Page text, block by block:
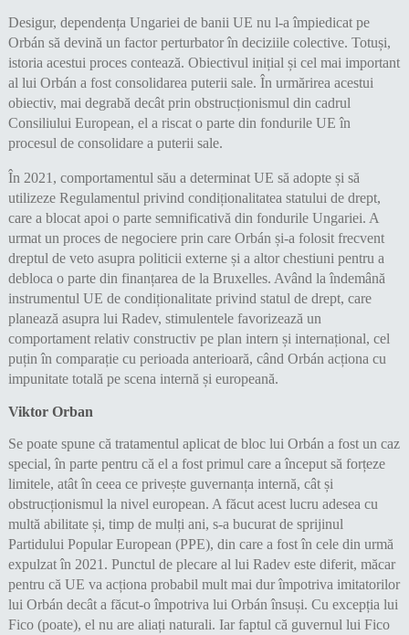
Desigur, dependența Ungariei de banii UE nu l-a împiedicat pe
Orbán să devină un factor perturbator în deciziile colective. Totuși,
istoria acestui proces contează. Obiectivul inițial și cel mai important
al lui Orbán a fost consolidarea puterii sale. În urmărirea acestui
obiectiv, mai degrabă decât prin obstrucționismul din cadrul
Consiliului European, el a riscat o parte din fondurile UE în
procesul de consolidare a puterii sale.
În 2021, comportamentul său a determinat UE să adopte și să
utilizeze Regulamentul privind condiționalitatea statului de drept,
care a blocat apoi o parte semnificativă din fondurile Ungariei. A
urmat un proces de negociere prin care Orbán și-a folosit frecvent
dreptul de veto asupra politicii externe și a altor chestiuni pentru a
debloca o parte din finanțarea de la Bruxelles. Având la îndemână
instrumentul UE de condiționalitate privind statul de drept, care
planează asupra lui Radev, stimulentele favorizează un
comportament relativ constructiv pe plan intern și internațional, cel
puțin în comparație cu perioada anterioară, când Orbán acționa cu
impunitate totală pe scena internă și europeană.
Viktor Orban
Se poate spune că tratamentul aplicat de bloc lui Orbán a fost un caz
special, în parte pentru că el a fost primul care a început să forțeze
limitele, atât în ceea ce privește guvernanța internă, cât și
obstrucționismul la nivel european. A făcut acest lucru adesea cu
multă abilitate și, timp de mulți ani, s-a bucurat de sprijinul
Partidului Popular European (PPE), din care a fost în cele din urmă
expulzat în 2021. Punctul de plecare al lui Radev este diferit, măcar
pentru că UE va acționa probabil mult mai dur împotriva imitatorilor
lui Orbán decât a făcut-o împotriva lui Orbán însuși. Cu excepția lui
Fico (poate), el nu are aliați naturali. Iar faptul că guvernul lui Fico